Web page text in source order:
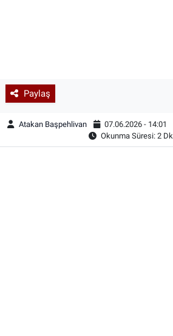
Paylaş
Atakan Başpehlivan 07.06.2026 - 14:01
Okunma Süresi: 2 Dk